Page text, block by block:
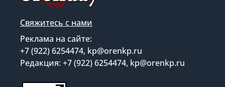
Свяжитесь с нами
Реклама на сайте:
+7 (922) 6254474, kp@orenkp.ru
Редакция: +7 (922) 6254474, kp@orenkp.ru